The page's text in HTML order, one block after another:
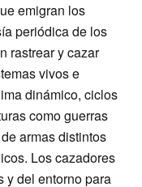
emigran los
periódica de los
rastrear y cazar
vivos e
dinámico, ciclos
como guerras
armas distintos
Los cazadores
y del entorno para